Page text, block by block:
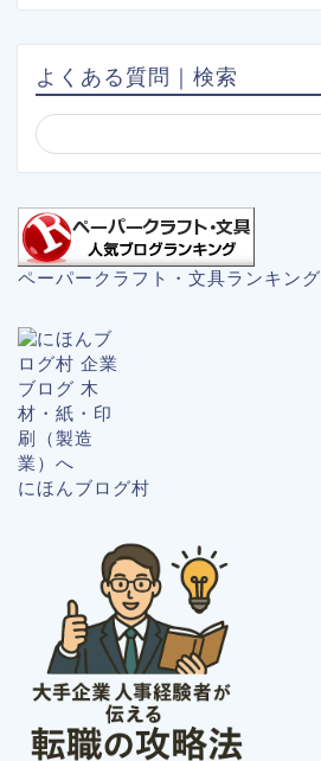
よくある質問｜検索
ペーパークラフト・文具ランキング
にほんブログ村